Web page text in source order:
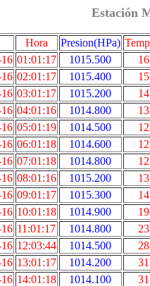
Estación
Hora Presion(HPa)
01:01:17 1015.500
02:01:17 1015.400
03:01:17 1015.200
04:01:16 1014.800
05:01:19 1014.500
06:01:18 1014.600
07:01:18 1014.800
08:01:16 1015.200
09:01:17 1015.300
10:01:18 1014.900
11:01:17 1014.800
12:03:44 1014.500
13:01:17 1014.200
14:01:18 1014.100